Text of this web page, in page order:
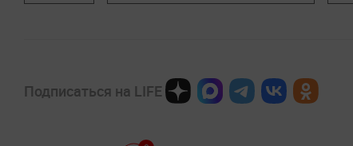
Подписаться на LIFE